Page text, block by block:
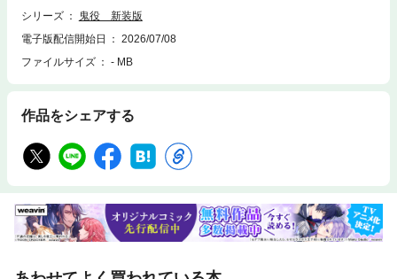
シリーズ
鬼役 新装版
電子版配信開始日
2026/07/08
ファイルサイズ
- MB
作品をシェアする